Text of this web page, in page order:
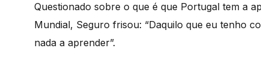
Questionado sobre o que é que Portugal tem a
Mundial, Seguro frisou: “Daquilo que eu tenho
nada a aprender”.